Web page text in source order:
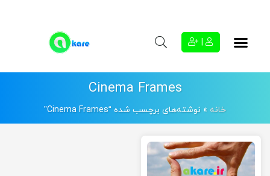
Cinema Frames
خانه » نوشته‌های برچسب شده “Cinema Frames”